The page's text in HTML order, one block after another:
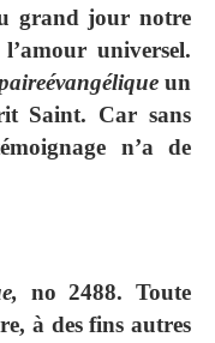
grand jour notre
universel.
évangélique un
Saint. Car sans
n’a de
no 2488. Toute
à des fins autres